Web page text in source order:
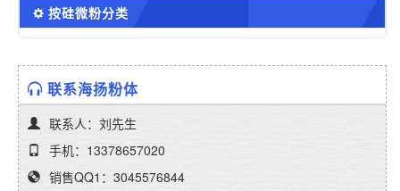
按硅微粉分类
联系海扬粉体
联系人：刘先生
手机：13378657020
销售QQ1：3045576844